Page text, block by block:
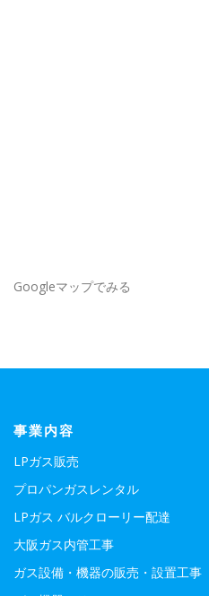
Googleマップでみる
事業内容
LPガス販売
プロパンガスレンタル
LPガス バルクローリー配達
大阪ガス内管工事
ガス設備・機器の販売・設置工事